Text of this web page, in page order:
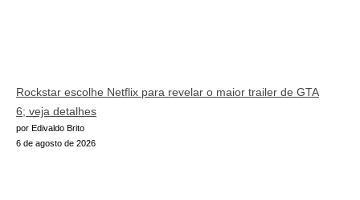
Rockstar escolhe Netflix para revelar o maior trailer de GTA
6; veja detalhes
por Edivaldo Brito
6 de agosto de 2026